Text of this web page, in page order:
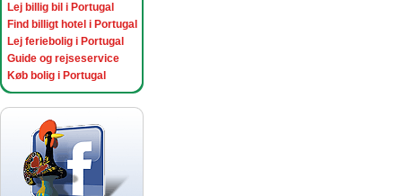
Lej billig bil i Portugal
Find billigt hotel i Portugal
Lej feriebolig i Portugal
Guide og rejseservice
Køb bolig i Portugal